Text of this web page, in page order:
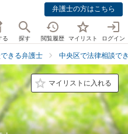
弁護士の方はこちら
る 探す 閲覧履歴 マイリスト ログイン
きる弁護士 中央区で法律相談で
マイリストに入れる